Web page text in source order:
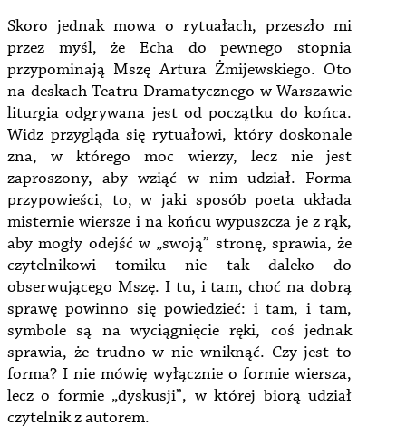
Skoro jednak mowa o rytuałach, przeszło mi
przez myśl, że Echa do pewnego stopnia
przypominają Mszę Artura Żmijewskiego. Oto
na deskach Teatru Dramatycznego w Warszawie
liturgia odgrywana jest od początku do końca.
Widz przygląda się rytuałowi, który doskonale
zna, w którego moc wierzy, lecz nie jest
zaproszony, aby wziąć w nim udział. Forma
przypowieści, to, w jaki sposób poeta układa
misternie wiersze i na końcu wypuszcza je z rąk,
aby mogły odejść w „swoją” stronę, sprawia, że
czytelnikowi tomiku nie tak daleko do
obserwującego Mszę. I tu, i tam, choć na dobrą
sprawę powinno się powiedzieć: i tam, i tam,
symbole są na wyciągnięcie ręki, coś jednak
sprawia, że trudno w nie wniknąć. Czy jest to
forma? I nie mówię wyłącznie o formie wiersza,
lecz o formie „dyskusji”, w której biorą udział
czytelnik z autorem.